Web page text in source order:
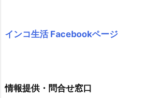
インコ生活 Facebookページ
情報提供・問合せ窓口